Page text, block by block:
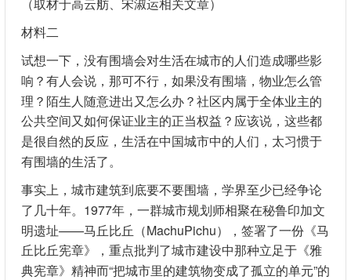
（取材于高云舫、宋淑运相关文章）
材料二
试想一下，没有围墙会对生活在城市的人们造成哪些影
响？有人会说，那可不行，如果没有围墙，物业怎么管
理？陌生人随意进出又怎么办？社区内属于全体业主的
公共空间又如何保证业主的正当权益？应该说，这些都
是很自然的反应，生活在中国城市中的人们，太习惯于
有围墙的生活了。
事实上，城市建筑到底要不要围墙，学界至少已经争论
了几十年。1977年，一群城市规划师相聚在秘鲁印加文
明遗址——马丘比丘（MachuPichu），签署了一份《马
丘比丘宪章》，重点批判了城市建设中那种立足于《雅
典宪章》精神而“把城市里的建筑物变成了孤立的单元”的